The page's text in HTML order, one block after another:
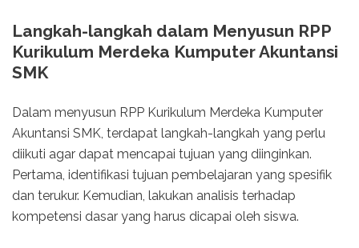
Langkah-langkah dalam Menyusun RPP
Kurikulum Merdeka Kumputer Akuntansi
SMK
Dalam menyusun RPP Kurikulum Merdeka Kumputer
Akuntansi SMK, terdapat langkah-langkah yang perlu
diikuti agar dapat mencapai tujuan yang diinginkan.
Pertama, identifikasi tujuan pembelajaran yang spesifik
dan terukur. Kemudian, lakukan analisis terhadap
kompetensi dasar yang harus dicapai oleh siswa.